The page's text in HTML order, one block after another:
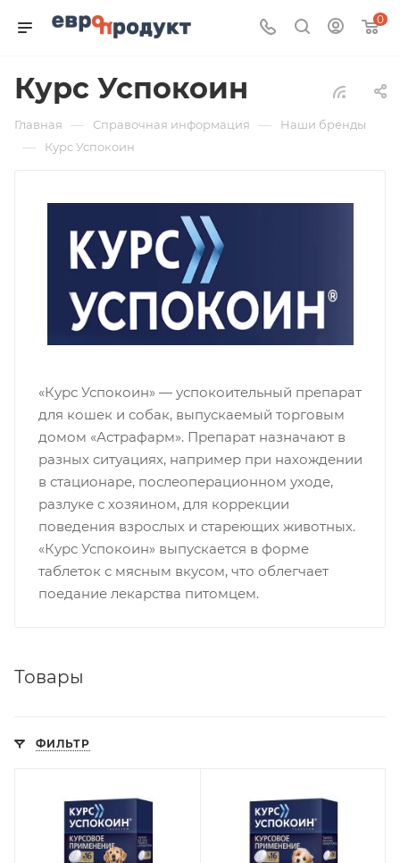
0
Курс Успокоин
Главная — Справочная информация — Наши бренды
— Курс Успокоин
«Курс Успокоин» — успокоительный препарат
для кошек и собак, выпускаемый торговым
домом «Астрафарм». Препарат назначают в
разных ситуациях, например при нахождении
в стационаре, послеоперационном уходе,
разлуке с хозяином, для коррекции
поведения взрослых и стареющих животных.
«Курс Успокоин» выпускается в форме
таблеток с мясным вкусом, что облегчает
поедание лекарства питомцем.
Товары
ФИЛЬТР